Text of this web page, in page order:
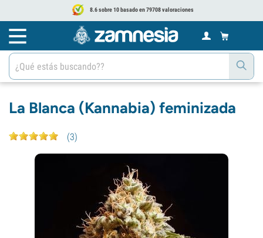
8.6 sobre 10 basado en 79708 valoraciones
La Blanca (Kannabia) feminizada
(3)